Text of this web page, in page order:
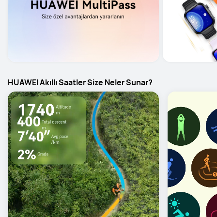
HUAWEI Akıllı Saatler Size Neler Sunar?